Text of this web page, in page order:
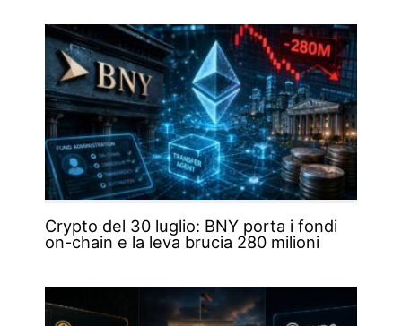
Crypto del 30 luglio: BNY porta i fondi
on-chain e la leva brucia 280 milioni